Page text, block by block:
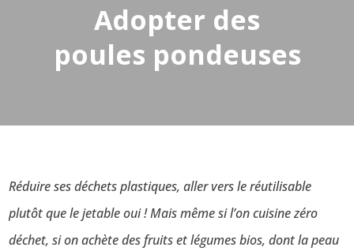
Adopter des
poules pondeuses
Réduire ses déchets plastiques, aller vers le réutilisable
plutôt que le jetable oui !Mais même si l’on cuisine zéro
déchet, si on achète des fruits et légumes bios, dont la peau